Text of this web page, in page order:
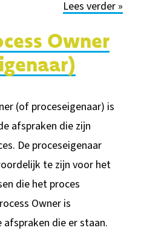
Lees verder »
Owner
(of proceseigenaar) is
afspraken die zijn
De proceseigenaar
te zijn voor het
die het proces
Owner is
die er staan.